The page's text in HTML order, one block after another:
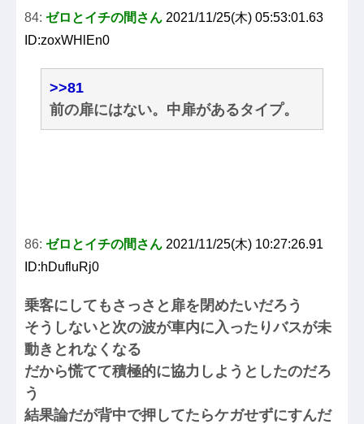
84: ゼロとイチの間さん 2021/11/25(木) 05:53:01.63
ID:zoxWHlEn0
>>81
前の扉にはない。中扉があるタイプ。
86: ゼロとイチの間さん 2021/11/25(木) 10:27:26.91
ID:hDufluRj0
乗客にしてもさっさと扉を閉めたいだろう
そうしないと次の波が車内に入ったりバスが未
動きとれなくなる
だから慌てて積極的に協力しようとしたのだろ
う
結果論だが背中で押してたらケガせずにすんだ